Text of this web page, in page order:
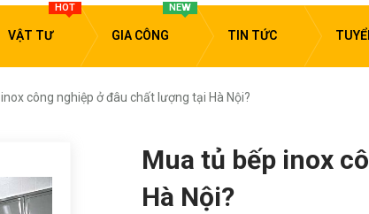
VẬT TƯ
HOT
GIA CÔNG
NEW
TIN TỨC
công nghiệp ở đâu chất lượng tại Hà Nội?
Mua tủ bếp inox
Hà Nội?